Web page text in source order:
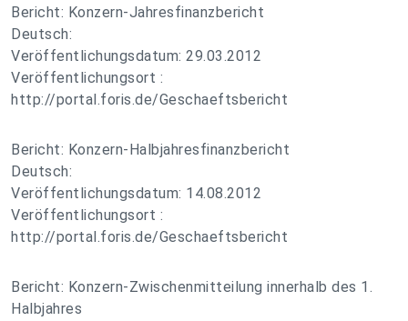
Bericht: Konzern-Jahresfinanzbericht
Deutsch:
Veröffentlichungsdatum: 29.03.2012
Veröffentlichungsort :
http://portal.foris.de/Geschaeftsbericht
Bericht: Konzern-Halbjahresfinanzbericht
Deutsch:
Veröffentlichungsdatum: 14.08.2012
Veröffentlichungsort :
http://portal.foris.de/Geschaeftsbericht
Bericht: Konzern-Zwischenmitteilung innerhalb des 1.
Halbjahres